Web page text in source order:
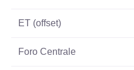
ET (offset)
Foro Centrale